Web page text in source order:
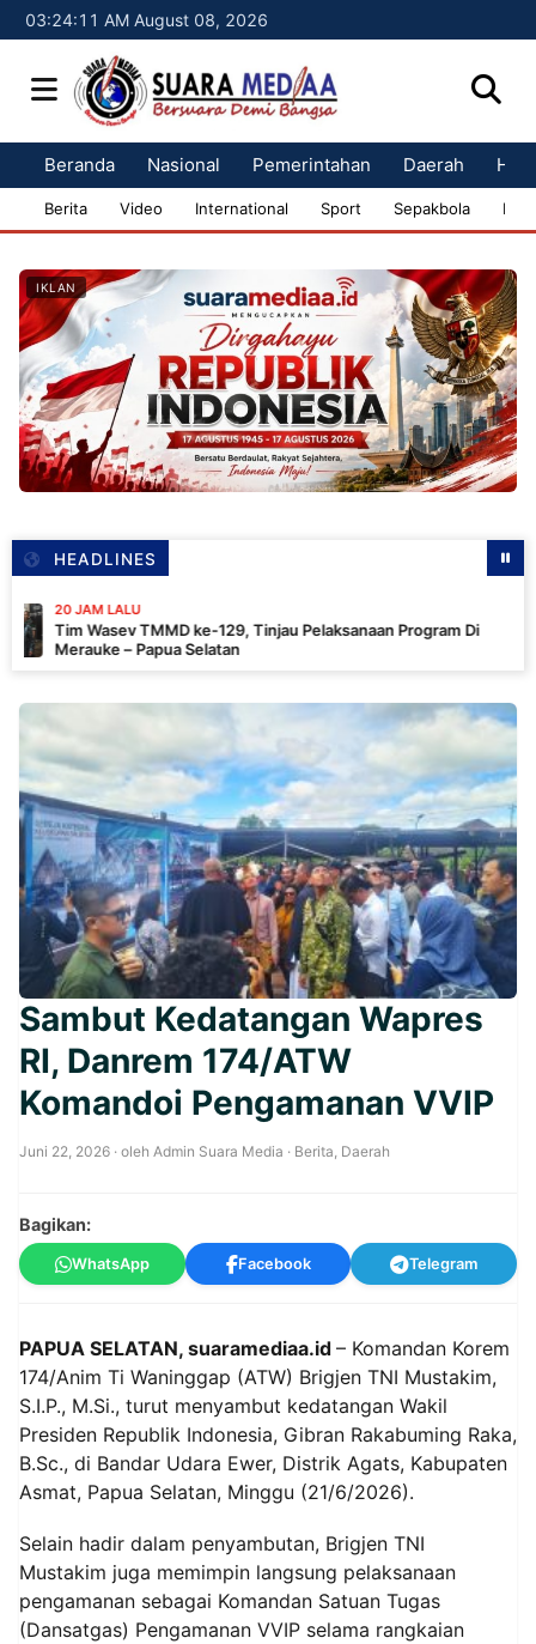
03:24:12 AM August 08, 2026
Beranda Nasional Pemerintahan Daerah
Berita Video International Sport Sepakbola
IKLAN
HEADLINES
LALU
TMMD ke-129, Tinjau Pelaksanaan Program Di
– Papua Selatan
Sambut Kedatangan Wapres
RI, Danrem 174/ATW
Komandoi Pengamanan VVIP
Juni 22, 2026 · oleh Admin Suara Media · Berita, Daerah
Bagikan:
WhatsApp Facebook Telegram
PAPUA SELATAN, suaramediaa.id – Komandan Korem
174/Anim Ti Waninggap (ATW) Brigjen TNI Mustakim,
S.I.P., M.Si., turut menyambut kedatangan Wakil
Presiden Republik Indonesia, Gibran Rakabuming Raka,
B.Sc., di Bandar Udara Ewer, Distrik Agats, Kabupaten
Asmat, Papua Selatan, Minggu (21/6/2026).
‎Selain hadir dalam penyambutan, Brigjen TNI
Mustakim juga memimpin langsung pelaksanaan
pengamanan sebagai Komandan Satuan Tugas
(Dansatgas) Pengamanan VVIP selama rangkaian